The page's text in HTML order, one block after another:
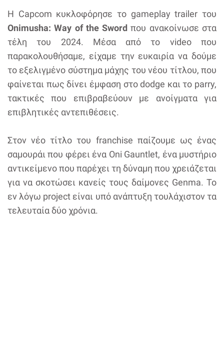
Η Capcom κυκλοφόρησε το gameplay trailer του
Onimusha: Way of the Sword που ανακοίνωσε στα
τέλη του 2024. Μέσα από το video που
παρακολουθήσαμε, είχαμε την ευκαιρία να δούμε
το εξελιγμένο σύστημα μάχης του νέου τίτλου, που
φαίνεται πως δίνει έμφαση στο dodge και το parry,
τακτικές που επιβραβεύουν με ανοίγματα για
επιβλητικές αντεπιθέσεις.
Στον νέο τίτλο του franchise παίζουμε ως ένας
σαμουράι που φέρει ένα Oni Gauntlet, ένα μυστήριο
αντικείμενο που παρέχει τη δύναμη που χρειάζεται
για να σκοτώσει κανείς τους δαίμονες Genma. Το
εν λόγω project είναι υπό ανάπτυξη τουλάχιστον τα
τελευταία δύο χρόνια.